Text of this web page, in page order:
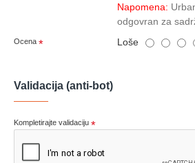
Napomena:
odgovran za
Ocena Loše
Validacija (anti-bot)
Kompletirajte validaciju